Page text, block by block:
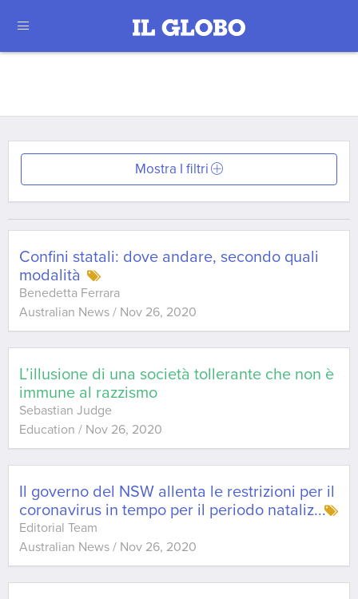
Mostra I filtri
Confini statali: dove andare, secondo quali
modalità
Benedetta Ferrara
Australian News / Nov 26, 2020
L’illusione di una società tollerante che non è
immune al razzismo
Sebastian Judge
Education / Nov 26, 2020
Il governo del NSW allenta le restrizioni per il
coronavirus in tempo per il periodo nataliz...
Editorial Team
Australian News / Nov 26, 2020